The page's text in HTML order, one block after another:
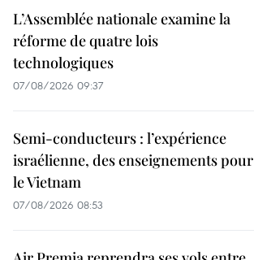
L’Assemblée nationale examine la
réforme de quatre lois
technologiques
07/08/2026 09:37
Semi-conducteurs : l’expérience
israélienne, des enseignements pour
le Vietnam
07/08/2026 08:53